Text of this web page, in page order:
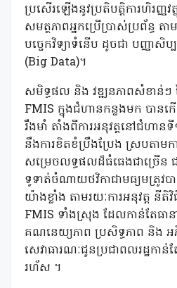
ប្រសើរឡើងនូវប្រតិបត្តិការហិរញ្ញ
សមត្ថភាពអ្នកប្រើប្រាស់ប្រព័ន្ធ តា
បច្ចេកវិទ្យាទំនើប ដូចជា បញ្ញាសិ
(Big Data)។
សមិទ្ធផល និង វឌ្ឍនភាពសំខាន់ៗ
FMIS ក្នុងជំហានកន្លងមក បានក
រឹងមាំ តាំងពីការអនុវត្តនៅជំហា
នឹងការខិតខំប្រឹងប្រែង ស្របតាម
សម្រេចលទ្ធផលដ៏ធំធេងជាច្រើន
ទូទាត់ចំណាយថវិកាជាមធ្យមត្រូវ
យ៉ាងខ្លាំង តាមរយៈការអនុវត្ត នី
FMIS ទាំងស្រុង ដែលកាន់តែធាន
គណនេយ្យភាព ប្រសិទ្ធភាព និង អភិ
សេវាធារណៈជូនប្រជាពលរដ្ឋកា
រហ័ស ។